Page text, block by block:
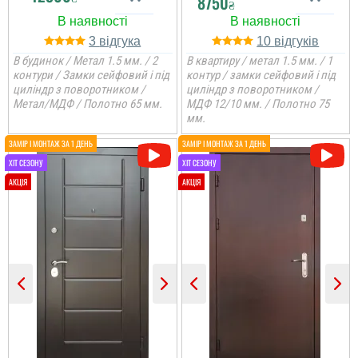
Непоганий як на мене
слабуваті, але ж і ціна
непоганий, краща ціна
'Фаворит Двері" за
професійну роботу - від
встановлення все на
вищому рівні. Порадили
дизайн дверей,
3
В будинок / Метал 1.5 мм. / 2
контури / Замки сейфовий і під
циліндр з поворотником /
Метал/МДФ / Полотно 65 мм.
₴
10
В квартиру / метал 1.5 мм. / 1
контур / замки сейфовий і під
циліндр з поворотником /
МДФ 12/10 мм. / Полотно 75
мм.